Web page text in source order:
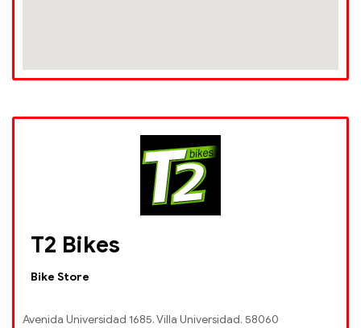
T2 Bikes
Bike Store
Avenida Universidad 1685. Villa Universidad. 58060